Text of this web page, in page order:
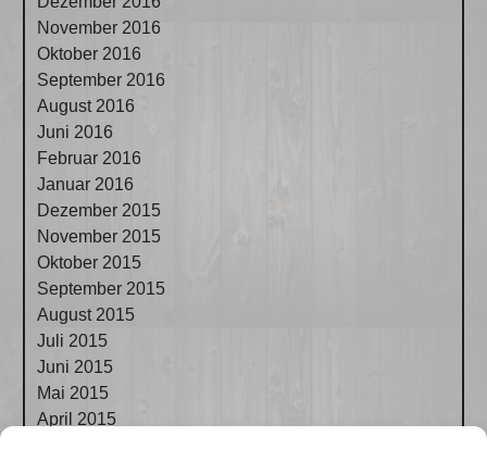
November 2016
Oktober 2016
September 2016
August 2016
Juni 2016
Februar 2016
Januar 2016
Dezember 2015
November 2015
Oktober 2015
September 2015
August 2015
Juli 2015
Juni 2015
Mai 2015
April 2015